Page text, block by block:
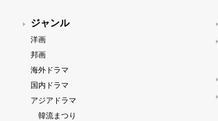
ジャンル
洋画
邦画
海外ドラマ
国内ドラマ
アジアドラマ
韓流まつり